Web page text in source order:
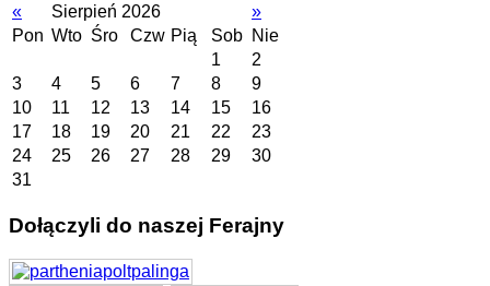
« Sierpień 2026
»
Pon Wto Śro Czw Pią Sob Nie
1
2
3
4 5 6 7 8
9
10
11 12 13 14 15
16
17
18 19 20 21 22
23
24
25 26 27 28 29
30
31
Dołączyli do naszej Ferajny